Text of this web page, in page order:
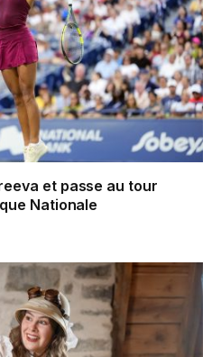
et passe au tour
Nationale